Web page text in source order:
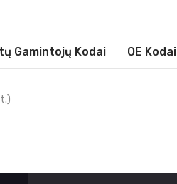
Gamintojų Kodai OE Kodai